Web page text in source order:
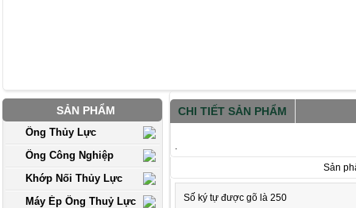
SẢN PHẨM
Ống Thủy Lực
Ống Công Nghiệp
Khớp Nối Thủy Lực
Máy Ép Ống Thuỷ Lực
CHI TIẾT SẢN PHẨM
.
Sản
Số ký tự được gõ là 250